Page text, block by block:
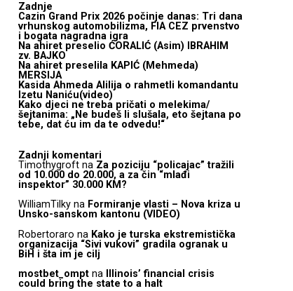
Zadnje
Cazin Grand Prix 2026 počinje danas: Tri dana
vrhunskog automobilizma, FIA CEZ prvenstvo
i bogata nagradna igra
Na ahiret preselio ĆORALIĆ (Asim) IBRAHIM
zv. BAJKO
Na ahiret preselila KAPIĆ (Mehmeda)
MERSIJA
Kasida Ahmeda Alilija o rahmetli komandantu
Izetu Naniću(video)
Kako djeci ne treba pričati o melekima/
šejtanima: „Ne budeš li slušala, eto šejtana po
tebe, dat ću im da te odvedu!“
Zadnji komentari
Timothygroft na Za poziciju “policajac” tražili
od 10.000 do 20.000, a za čin “mlađi
inspektor” 30.000 KM?
WilliamTilky na Formiranje vlasti – Nova kriza u
Unsko-sanskom kantonu (VIDEO)
Robertoraro na Kako je turska ekstremistička
organizacija “Sivi vukovi” gradila ogranak u
BiH i šta im je cilj
mostbet_ompt na
Illinois’ financial crisis
could bring the state to a halt